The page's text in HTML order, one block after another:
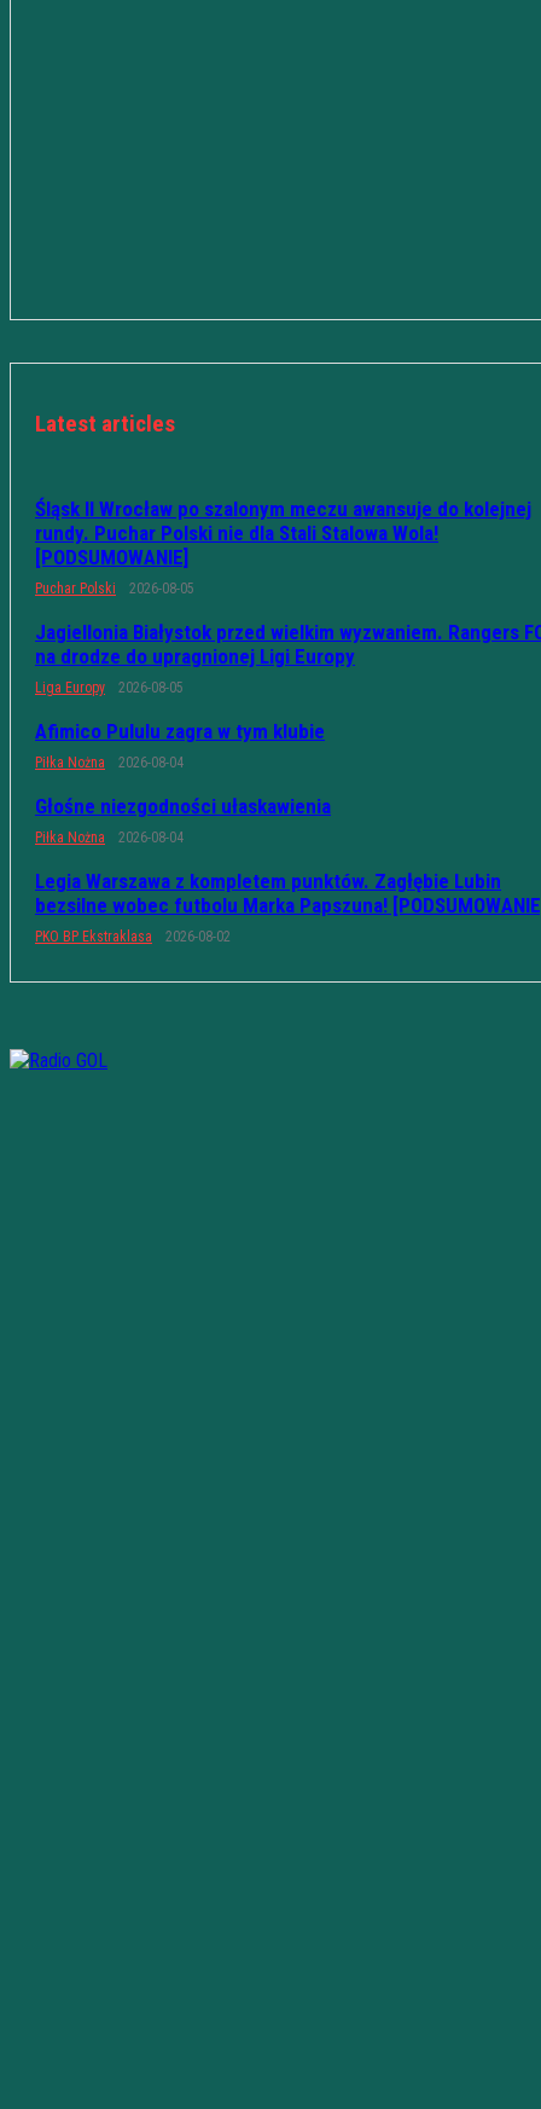
Latest articles
Śląsk II Wrocław po szalonym meczu awansuje do kolejnej
rundy. Puchar Polski nie dla Stali Stalowa Wola!
[PODSUMOWANIE]
Puchar Polski 2026-08-05
Jagiellonia Białystok przed wielkim wyzwaniem. Rangers
na drodze do upragnionej Ligi Europy
Liga Europy 2026-08-05
Afimico Pululu zagra w tym klubie
Piłka Nożna 2026-08-04
Głośne niezgodności ułaskawienia
Piłka Nożna 2026-08-04
Legia Warszawa z kompletem punktów. Zagłębie Lubin
bezsilne wobec futbolu Marka Papszuna!
PKO BP Ekstraklasa 2026-08-02